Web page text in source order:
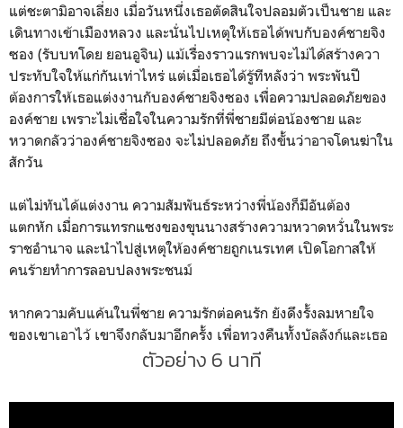
แต่ชะตามิอาจเลี่ยง เมื่อวันหนึ่งเธอตัดสินใจปลอมตัวเป็นชาย และ
เดินทางเข้าเมืองหลวง และนั่นไปเหตุให้เธอได้พบกับองค์ชายจิง
ซอง (รับบทโดย ยอนอูจิน) แม้เรื่องราวแรกพบจะไม่ได้สร้างควา
ประทับใจให้แก่กันเท่าไหร่ แต่เมื่อเธอได้รู้ทีหลังว่า พระพันปี
ต้องการให้เธอแต่งงานกับองค์ชายจิงซอง เพื่อความปลอดภัยของ
องค์ชาย เพราะไม่เชื่อใจในความรักที่พี่ชายมีต่อน้องชาย และ
หวาดกลัวว่าองค์ชายจิงซอง จะไม่ปลอดภัย ถึงขั้นว่าอาจโดนฆ่าใน
สักวัน
แต่ไม่ทันได้แต่งงาน ความสัมพันธ์ระหว่างพี่น้องก็มีอันต้อง
แตกหัก เมื่อการแทรกแซงของขุนนางสร้างความหวาดหวั่นในพระ
ราชอำนาจ และนำไปสู่เหตุให้องค์ชายถูกเนรเทศ เปิดโอกาสให้
คนร้ายทำการลอบปลงพระชนม์
หากความคับแค้นในพี่ชาย ความรักต่อคนรัก ยังดึงรั้งลมหายใจ
ของเขาเอาไว้ เขาจึงกลับมาอีกครั้ง เพื่อทวงคืนทั้งบัลลังก์และเธอ
ตัวอย่าง 6 นาที